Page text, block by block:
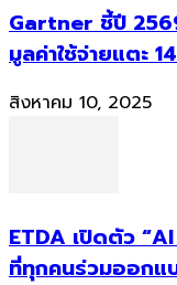
Gartner ชี้ปี
มูลค่าใช้จ่ายแตะ
สิงหาคม 10, 2025
ETDA เปิดตัว
ที่ทุกคนร่วมออกแ